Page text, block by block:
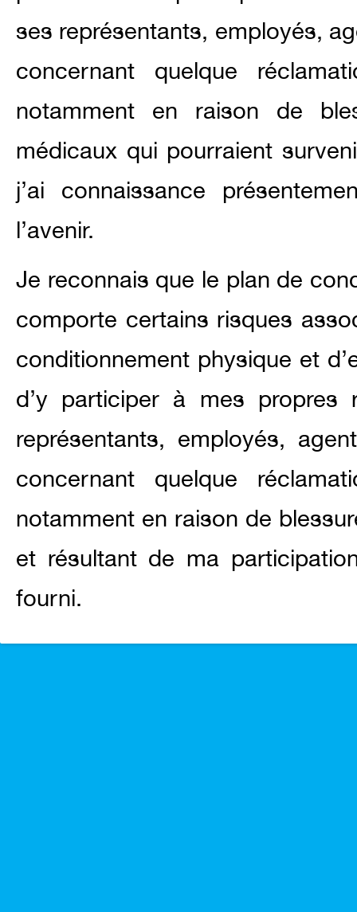
ses représentants, employés,
concernant quelque
notamment en raison de
médicaux qui pourraient
j’ai connaissance
l’avenir.
Je reconnais que le plan de
comporte certains risques
conditionnement physique et
d’y participer à mes propres
représentants, employés,
concernant quelque
notamment en raison de
et résultant de ma
fourni.